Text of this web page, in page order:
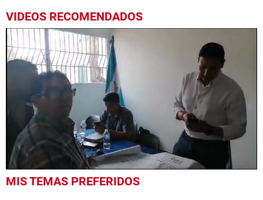
VIDEOS RECOMENDADOS
seconds
MIS TEMAS PREFERIDOS